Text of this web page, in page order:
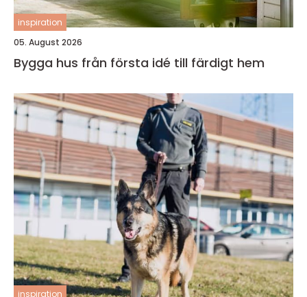
inspiration
05. August 2026
Bygga hus från första idé till färdigt hem
inspiration